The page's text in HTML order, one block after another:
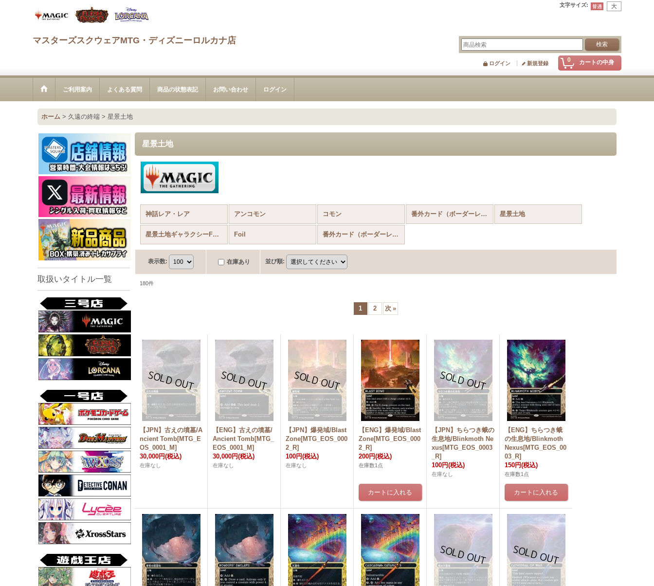
文字サイズ:
マスターズスクウェアMTG・ディズニーロルカナ店
0 カートの中身
ログイン 新規登録
ご利用案内 よくある質問 商品の状態表記 お問い合わせ ログイン
ホーム > 久遠の終端 > 星景土地
取扱いタイトル一覧
星景土地
神話レア・レア アンコモン コモン 番外カード（ボーダーレス等） 星景土地
星景土地ギャラクシーFOIL Foil 番外カード（ボーダーレス等）FOIL
表示数: 在庫あり 並び順:
180件
1 2 次 »
【JPN】古えの墳墓/A
ncient Tomb[MTG_E
OS_0001_M]
30,000円(税込)
在庫なし
【ENG】古えの墳墓/
Ancient Tomb[MTG_
EOS_0001_M]
30,000円(税込)
在庫なし
【JPN】爆発域/Blast
Zone[MTG_EOS_000
2_R]
100円(税込)
在庫なし
【ENG】爆発域/Blast
Zone[MTG_EOS_000
2_R]
200円(税込)
在庫数1点
【JPN】ちらつき蛾の
生息地/Blinkmoth Ne
xus[MTG_EOS_0003
_R]
100円(税込)
在庫なし
【ENG】ちらつき蛾
の生息地/Blinkmoth
Nexus[MTG_EOS_00
03_R]
150円(税込)
在庫数1点